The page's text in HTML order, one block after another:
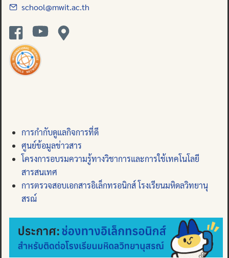
school@mwit.ac.th
การกำกับดูแลกิจการที่ดี
ศูนย์ข้อมูลข่าวสาร
โครงการอบรมความรู้ทางวิชาการและการใช้เทคโนโลยี
สารสนเทศ
การตรวจสอบเอกสารอิเล็กทรอนิกส์ โรงเรียนมหิดลวิทยานุ
สรณ์